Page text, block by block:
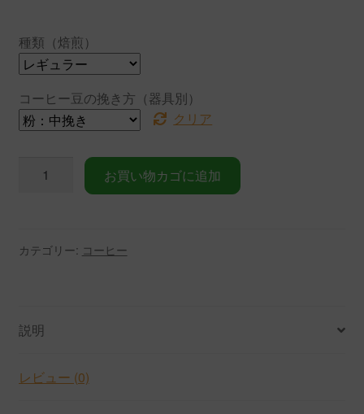
種類（焙煎）
コーヒー豆の挽き方（器具別）
クリア
マ
コ
ヒ
ー
お買い物カゴに追加
カテゴリー: コーヒー
説明
レビュー (0)